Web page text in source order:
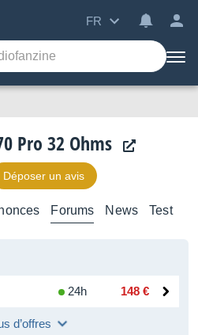
FR
Pro 32 Ohms
Déposer un avis
Forums News Test
24h 148 €
d’offres